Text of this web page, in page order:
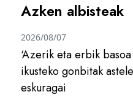
Azken albisteak
‘Azerik eta erbik
ikusteko gonbitak
eskuragai
2026/08/07